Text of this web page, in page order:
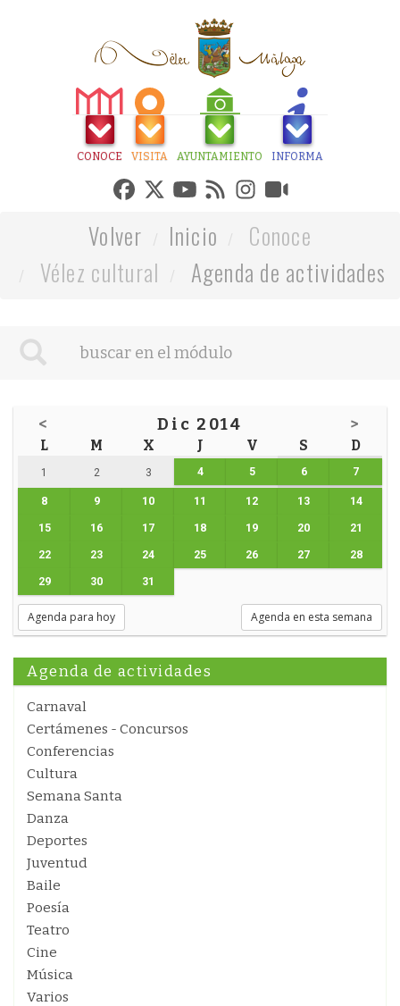
CONOCE VISITA AYUNTAMIENTO INFORMA
Volver Inicio
Conoce
Vélez cultural
Agenda de actividades
< Dic 2014 >
L M X J V S D
1 2 3 4 5 6 7
8 9 10 11 12 13 14
15 16 17 18 19 20 21
22 23 24 25 26 27 28
29 30 31
Agenda para hoy Agenda en esta semana
Agenda de actividades
Carnaval
Certámenes - Concursos
Conferencias
Cultura
Semana Santa
Danza
Deportes
Juventud
Baile
Poesía
Teatro
Cine
Música
Varios